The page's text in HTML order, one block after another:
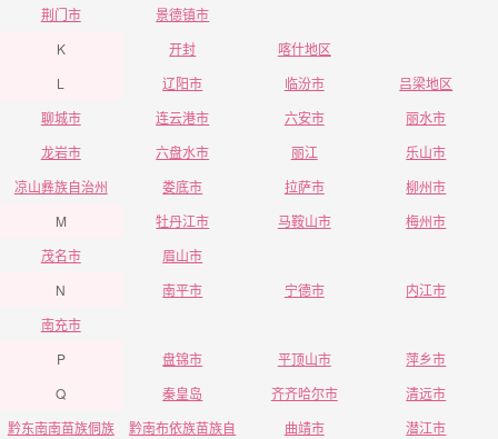
荆门市
景德镇市
K
开封
喀什地区
L
辽阳市 临汾市
吕梁地区
聊城市
连云港市 六安市
丽水市
龙岩市
六盘水市 丽江
乐山市
凉山彝族自治州
娄底市 拉萨市
柳州市
M
牡丹江市 马鞍山市
梅州市
茂名市
眉山市
N
南平市 宁德市
内江市
南充市
P
盘锦市 平顶山市
萍乡市
Q
秦皇岛 齐齐哈尔市
清远市
黔东南南苗族侗族
黔南布依族苗族自
曲靖市 潜江市